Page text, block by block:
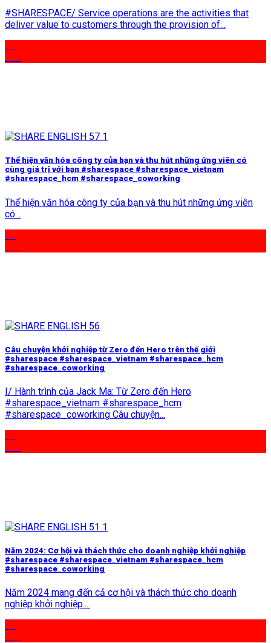
#SHARESPACE/ Service operations are the activities that
deliver value to customers through the provision of...
Thể hiện văn hóa công ty của bạn và thu hút những ứng viên có
cùng giá trị với bạn #sharespace #sharespace_vietnam
#sharespace_hcm #sharespace_coworking
Thể hiện văn hóa công ty của bạn và thu hút những ứng viên
có...
Câu chuyện khởi nghiệp từ Zero đến Hero trên thế giới
#sharespace #sharespace_vietnam #sharespace_hcm
#sharespace_coworking
I/ Hành trình của Jack Ma: Từ Zero đến Hero
#sharespace_vietnam #sharespace_hcm
#sharespace_coworking Câu chuyện...
Năm 2024: Cơ hội và thách thức cho doanh nghiệp khởi nghiệp
#sharespace #sharespace_vietnam #sharespace_hcm
#sharespace_coworking
Năm 2024 mang đến cả cơ hội và thách thức cho doanh
nghiệp khởi nghiệp....